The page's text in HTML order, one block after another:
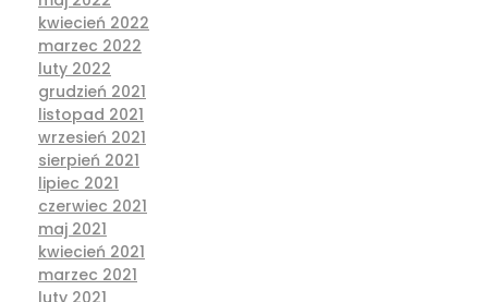
kwiecień 2022
marzec 2022
luty 2022
grudzień 2021
listopad 2021
wrzesień 2021
sierpień 2021
lipiec 2021
czerwiec 2021
maj 2021
kwiecień 2021
marzec 2021